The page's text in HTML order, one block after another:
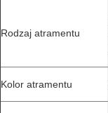
Rodzaj atramentu
Kolor atramentu